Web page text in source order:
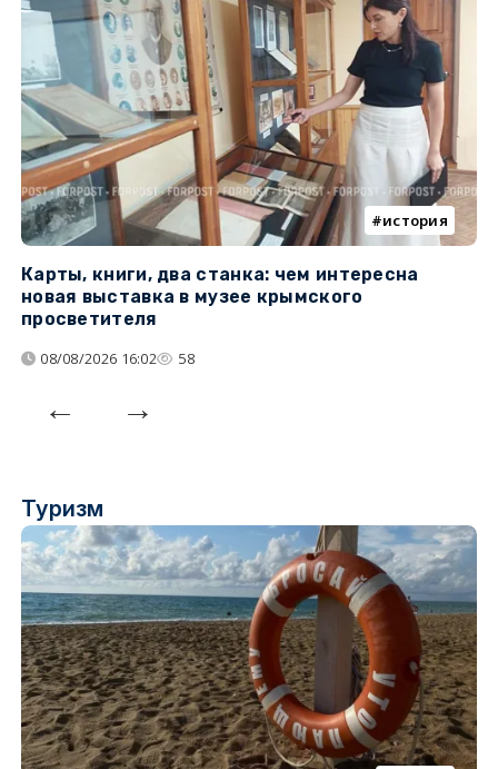
история
Карты, книги, два станка: чем интересна
новая выставка в музее крымского
просветителя
08/08/2026 16:02 58
Туризм